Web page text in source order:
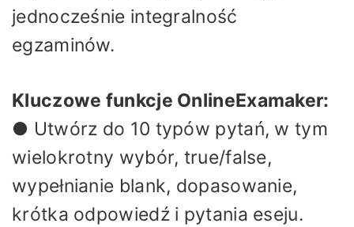
jednocześnie integralność
egzaminów.
Kluczowe funkcje OnlineExamaker:
● Utwórz do 10 typów pytań, w tym
wielokrotny wybór, true/false,
wypełnianie blank, dopasowanie,
krótka odpowiedź i pytania eseju.